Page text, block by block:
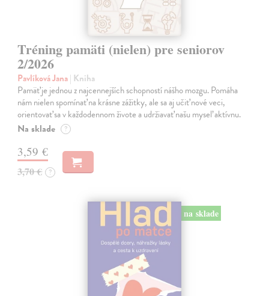
Tréning pamäti (nielen) pre seniorov
2/2026
Pavlíková Jana| Kniha
Pamäť je jednou z najcennejších schopností nášho mozgu. Pomáha
nám nielen spomínať na krásne zážitky, ale sa aj učiť nové veci,
orientovať sa v každodennom živote a udržiavať našu myseľ aktívnu.
Na sklade ?
3,59 €
3,70 € ?
na sklade